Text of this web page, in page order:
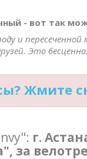
- вот так
и
Это бесценно.
Жмите
г.
за